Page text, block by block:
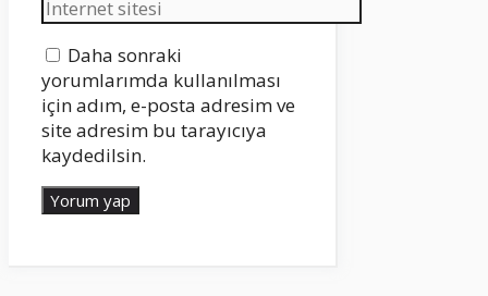
sitesi
Daha sonraki
yorumlarımda kullanılması
için adım, e-posta adresim ve
site adresim bu tarayıcıya
kaydedilsin.